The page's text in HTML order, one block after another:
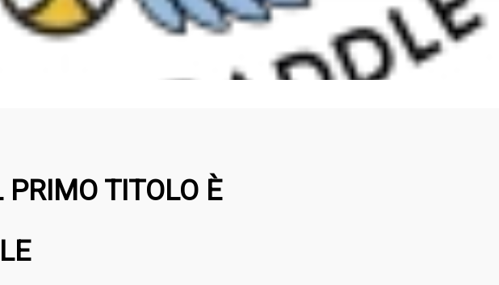
TITOLO È